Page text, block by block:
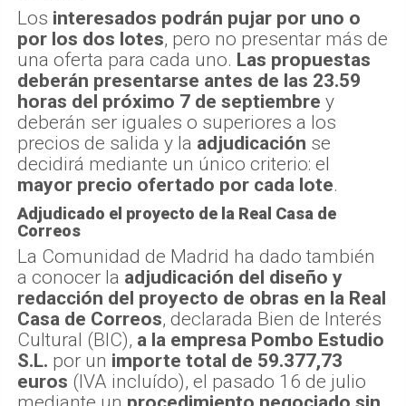
Los interesados podrán pujar por uno o
por los dos lotes, pero no presentar más de
una oferta para cada uno. Las propuestas
deberán presentarse antes de las 23.59
horas del próximo 7 de septiembre y
deberán ser iguales o superiores a los
precios de salida y la adjudicación se
decidirá mediante un único criterio: el
mayor precio ofertado por cada lote.
Adjudicado el proyecto de la Real Casa de
Correos
La Comunidad de Madrid ha dado también
a conocer la adjudicación del diseño y
redacción del proyecto de obras en la Real
Casa de Correos, declarada Bien de Interés
Cultural (BIC), a la empresa Pombo Estudio
S.L. por un importe total de 59.377,73
euros (IVA incluído), el pasado 16 de julio